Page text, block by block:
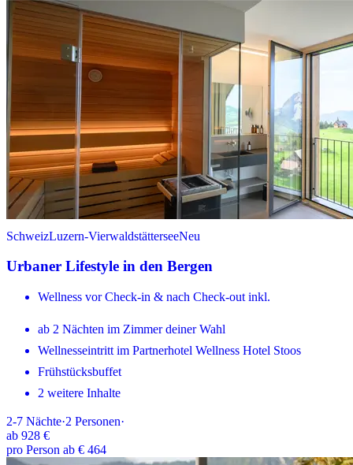
SchweizLuzern-VierwaldstätterseeNeu
Urbaner Lifestyle in den Bergen
Wellness vor Check-in & nach Check-out inkl.
ab 2 Nächten im Zimmer deiner Wahl
Wellnesseintritt im Partnerhotel Wellness Hotel Stoos
Frühstücksbuffet
2 weitere Inhalte
2-7 Nächte·2 Personen·
ab 928 €
pro Person ab € 464